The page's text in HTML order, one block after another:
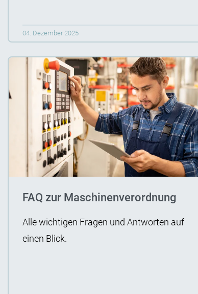
04. Dezember 2025
FAQ zur Maschinenverordnung
Alle wichtigen Fragen und Antworten auf
einen Blick.